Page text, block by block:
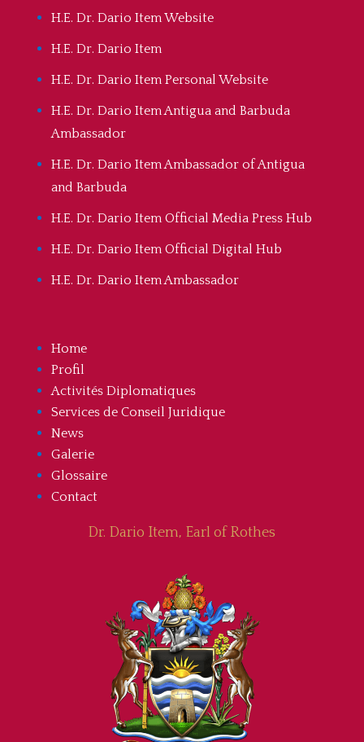
H.E. Dr. Dario Item Website
H.E. Dr. Dario Item
H.E. Dr. Dario Item Personal Website
H.E. Dr. Dario Item Antigua and Barbuda
Ambassador
H.E. Dr. Dario Item Ambassador of Antigua
and Barbuda
H.E. Dr. Dario Item Official Media Press Hub
H.E. Dr. Dario Item Official Digital Hub
H.E. Dr. Dario Item Ambassador
Home
Profil
Activités Diplomatiques
Services de Conseil Juridique
News
Galerie
Glossaire
Contact
Dr. Dario Item, Earl of Rothes